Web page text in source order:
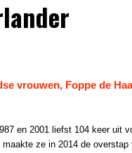
vrouwen, Foppe de
en 2001 liefst 104 keer uit
ze in 2014 de overstap